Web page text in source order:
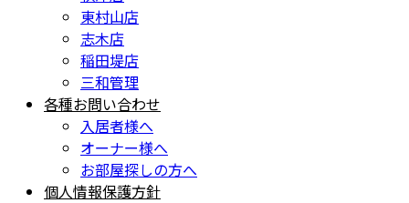
東村山店
志木店
稲田堤店
三和管理
各種お問い合わせ
入居者様へ
オーナー様へ
お部屋探しの方へ
個人情報保護方針